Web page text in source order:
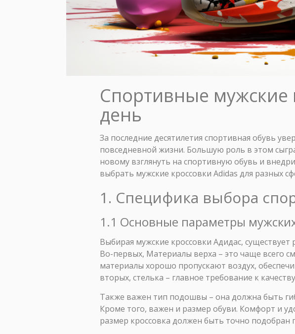
Спортивные мужские
день
За последние десятилетия спортивная обувь
повседневной жизни. Большую роль в этом
новому взглянуть на спортивную обувь и
выбрать мужские кроссовки Adidas для разных
1. Специфика выбора
1.1 Основные параметры
Выбирая мужские кроссовки Адидас,
Во-первых, Материалы верха – это чаще всего
материалы хорошо пропускают воздух,
вторых, стелька – главное требование к
Также важен тип подошвы – она должна быть
Кроме того, важен и размер обуви. Комфорт и
размер кроссовка должен быть точно подобран